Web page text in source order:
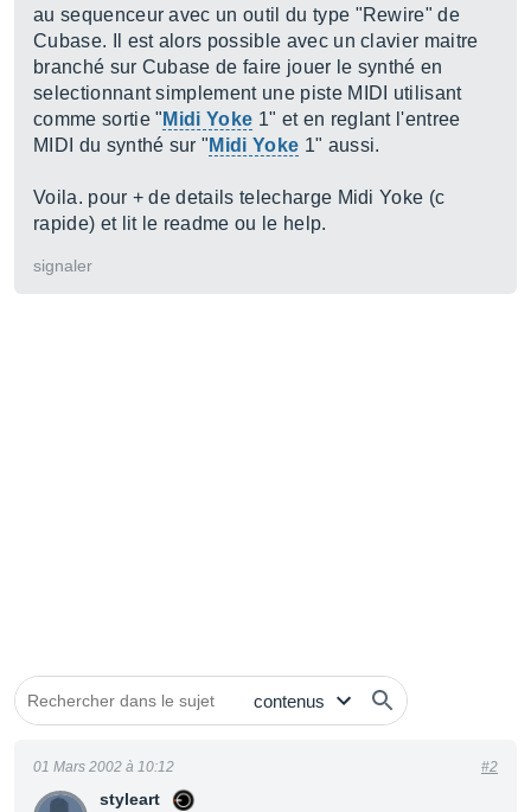
au sequenceur avec un outil du type "Rewire" de
Cubase. Il est alors possible avec un clavier maitre
branché sur Cubase de faire jouer le synthé en
selectionnant simplement une piste MIDI utilisant
comme sortie " Midi Yoke 1" et en reglant l'entree
MIDI du synthé sur " Midi Yoke 1" aussi.
Voila. pour + de details telecharge Midi Yoke (c
rapide) et lit le readme ou le help.
signaler
styleart
01 Mars 2002 à 10:12 #2